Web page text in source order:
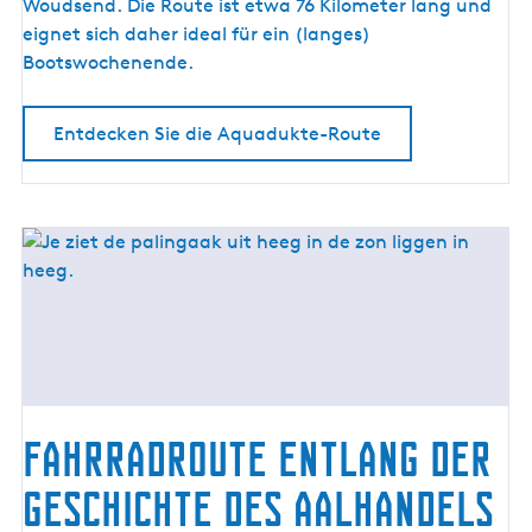
R
o
Woudsend. Die Route ist etwa 76 Kilometer lang und
eignet sich daher ideal für ein (langes)
Bootswochenende.
Entdecken Sie die Aquadukte-Route
Fahrradroute entlang der
Geschichte des Aalhandels